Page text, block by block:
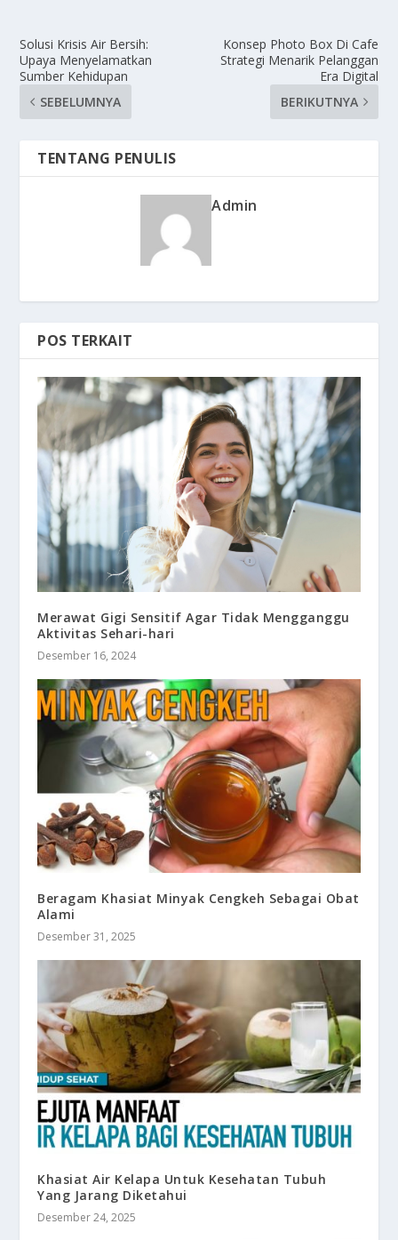
Solusi Krisis Air Bersih:
Upaya Menyelamatkan
Sumber Kehidupan
SEBELUMNYA
Konsep Photo Box Di Cafe
Strategi Menarik Pelanggan
Era Digital
BERIKUTNYA
TENTANG PENULIS
Admin
POS TERKAIT
Merawat Gigi Sensitif Agar Tidak Mengganggu
Aktivitas Sehari-hari
Desember 16, 2024
Beragam Khasiat Minyak Cengkeh Sebagai Obat
Alami
Desember 31, 2025
Khasiat Air Kelapa Untuk Kesehatan Tubuh
Yang Jarang Diketahui
Desember 24, 2025